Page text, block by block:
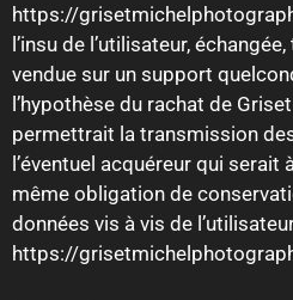
https://
l’insu de l’utilisateur,
vendue sur un support
l’hypothèse du rachat de
permettrait la transmission
l’éventuel acquéreur qui serait
même obligation de
données vis à vis de
https://